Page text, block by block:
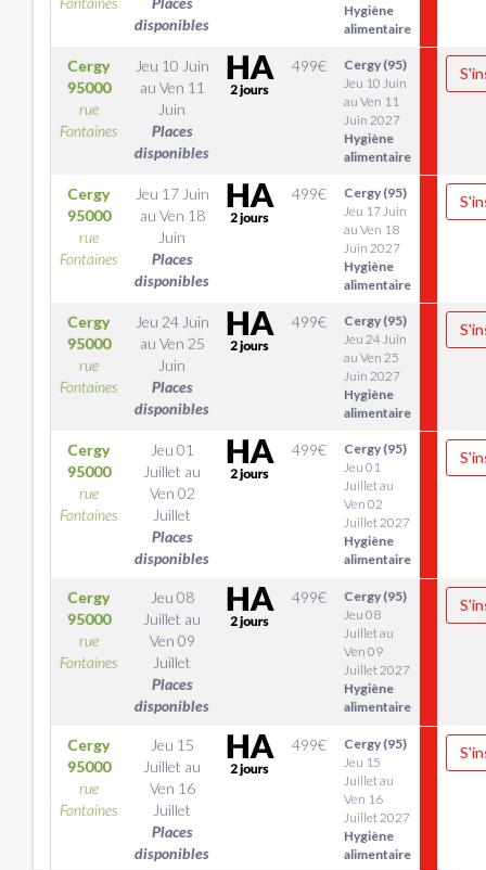
disponibles
Hygiène
alimentaire
Cergy
95000
rue
Fontaines
Jeu 10 Juin
au Ven 11
Juin
Places
disponibles
499€
Cergy (95)
Jeu 10 Juin
au Ven 11
Juin 2027
Hygiène
alimentaire
Cergy
95000
rue
Fontaines
Jeu 17 Juin
au Ven 18
Juin
Places
disponibles
499€
Cergy (95)
Jeu 17 Juin
au Ven 18
Juin 2027
Hygiène
alimentaire
Cergy
95000
rue
Fontaines
Jeu 24 Juin
au Ven 25
Juin
Places
disponibles
499€
Cergy (95)
Jeu 24 Juin
au Ven 25
Juin 2027
Hygiène
alimentaire
Cergy
95000
rue
Fontaines
Jeu 01
Juillet au
Ven 02
Juillet
Places
disponibles
499€
Cergy (95)
Jeu 01
Juillet au
Ven 02
Juillet 2027
Hygiène
alimentaire
Cergy
95000
rue
Fontaines
Jeu 08
Juillet au
Ven 09
Juillet
Places
disponibles
499€
Cergy (95)
Jeu 08
Juillet au
Ven 09
Juillet 2027
Hygiène
alimentaire
Cergy
95000
rue
Fontaines
Jeu 15
Juillet au
Ven 16
Juillet
Places
disponibles
499€
Cergy (95)
Jeu 15
Juillet au
Ven 16
Juillet 2027
Hygiène
alimentaire